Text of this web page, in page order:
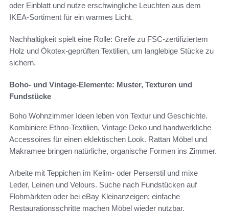
oder Einblatt und nutze erschwingliche Leuchten aus dem
IKEA-Sortiment für ein warmes Licht.
Nachhaltigkeit spielt eine Rolle: Greife zu FSC-zertifiziertem
Holz und Ökotex-geprüften Textilien, um langlebige Stücke zu
sichern.
Boho- und Vintage-Elemente: Muster, Texturen und
Fundstücke
Boho Wohnzimmer Ideen leben von Textur und Geschichte.
Kombiniere Ethno-Textilien, Vintage Deko und handwerkliche
Accessoires für einen eklektischen Look. Rattan Möbel und
Makramee bringen natürliche, organische Formen ins Zimmer.
Arbeite mit Teppichen im Kelim- oder Perserstil und mixe
Leder, Leinen und Velours. Suche nach Fundstücken auf
Flohmärkten oder bei eBay Kleinanzeigen; einfache
Restaurationsschritte machen Möbel wieder nutzbar.